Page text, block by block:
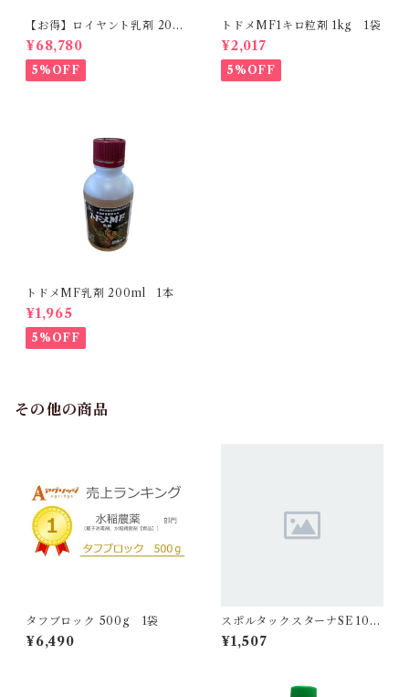
【お得】ロイヤント乳剤 200
ml 【1箱】20本入
¥68,780
5%OFF
トドメMF1キロ粒剤 1kg 1袋
¥2,017
5%OFF
トドメMF乳剤 200ml 1本
¥1,965
5%OFF
その他の商品
タフブロック 500g 1袋
¥6,490
スポルタックスターナSE 100
ml 1本
¥1,507